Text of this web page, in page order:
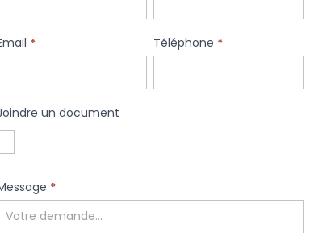
* Téléphone *
un document
*